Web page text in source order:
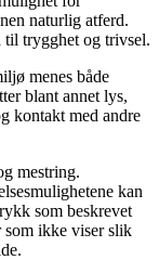
naturlig atferd.
til trygghet og trivsel.
menes både
blant annet lys,
kontakt med andre
mestring.
kan
som beskrevet
ikke viser slik